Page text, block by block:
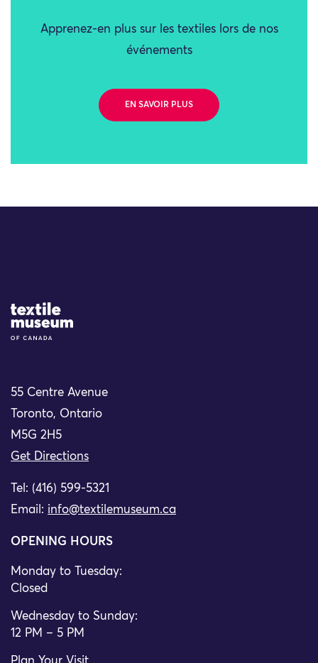
Apprenez-en plus sur les textiles lors de nos
événements
EN SAVOIR PLUS
Site Logo
55 Centre Avenue
Toronto, Ontario
M5G 2H5
Get Directions
Tel: (416) 599-5321
Email: info@textilemuseum.ca
OPENING HOURS
Monday to Tuesday:
Closed
Wednesday to Sunday:
12 PM – 5 PM